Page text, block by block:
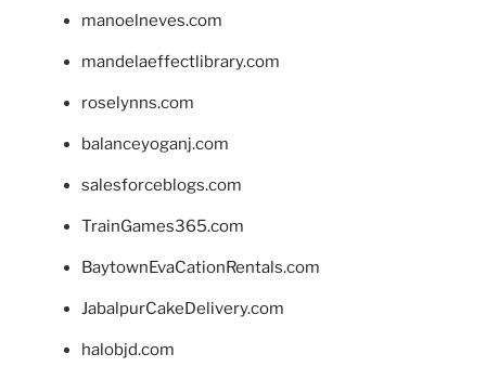
manoelneves.com
mandelaeffectlibrary.com
roselynns.com
balanceyoganj.com
salesforceblogs.com
TrainGames365.com
BaytownEvaCationRentals.com
JabalpurCakeDelivery.com
halobjd.com